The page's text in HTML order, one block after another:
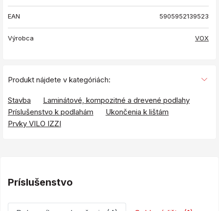
EAN 5905952139523
Výrobca VOX
Produkt nájdete v kategóriách:
Stavba
Laminátové, kompozitné a drevené podlahy
Príslušenstvo k podlahám
Ukončenia k lištám
Prvky VILO IZZI
Príslušenstvo